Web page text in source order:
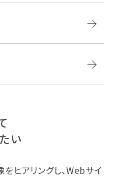
い
ヒアリングし、Webサイ